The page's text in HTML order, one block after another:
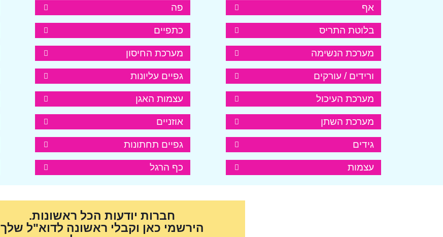
אף
בלוטת התריס
מערכת הנשימה
ורידים / עורקים
מערכת העיכול
מערכת השתן
גידים
עצמות
פה
כתפיים
מערכת החיסון
גפיים עליונות
עצמות האגן
אוזניים
גפיים תחתונות
כף הרגל
חברות יודעות הכל ראשונות.
הירשמי כאן וקבלי ראשונה לדוא"ל שלך